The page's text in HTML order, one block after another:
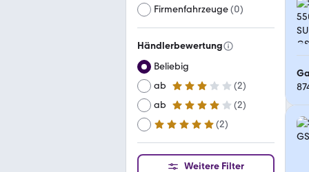
Firmenfahrzeuge(0)
Händlerbewertung
Beliebig
ab
3 Sterne (2)
ab
4 Sterne (2)
ab
5 Sterne (2)
Weitere Filter